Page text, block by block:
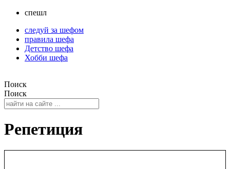
спешл
следуй за шефом
правила шефа
Детство шефа
Хобби шефа
Поиск
Поиск
Репетиция